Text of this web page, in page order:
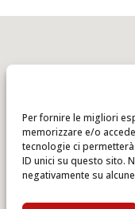
Per fornire le migliori
memorizzare e/o
tecnologie ci
ID unici su questo sito.
negativamente su